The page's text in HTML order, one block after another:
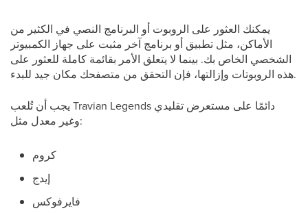
يمكنك العثور على الروبوت أو البرنامج النصي في الكثير من
الأماكن، مثل تطبيق أو برنامج آخر مثبت على جهاز الكمبيوتر
الشخصي الخاص بك. بينما لا يتعلق الأمر بقائمة كاملة للعثور على
هذه الروبوتات وإزالتها، فإن التحقق من متصفحك مكان جيد للبدء.
يجب أن تُلعب Travian Legends دائمًا على مستعرض تقليدي
وغير معدل مثل:
كروم
إيدج
فايرفوكس